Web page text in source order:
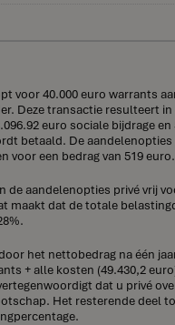
voor 40.000 euro warrants
Deze transactie resulteert in
euro sociale bijdrage en
betaald. De
voor een bedrag van 519 euro.
de aandelenopties privé vrij
maakt dat de totale
het nettobedrag na één
+ alle kosten (49.430,2
dat u privé
Het resterende deel